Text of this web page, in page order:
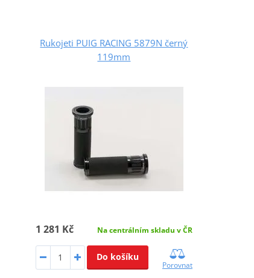
Rukojeti PUIG RACING 5879N černý
119mm
1 281 Kč Na centrálním skladu v ČR
Do košíku
Porovnat